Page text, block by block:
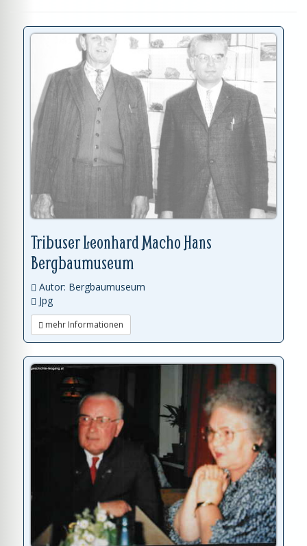
Tribuser Leonhard Macho Hans
Bergbaumuseum
Autor: Bergbaumuseum
Jpg
mehr Informationen